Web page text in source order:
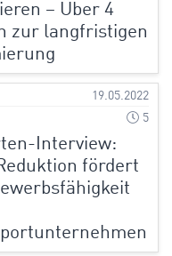
– Über 4
zur langfristigen
19.05.2022
5
Interview:
fördert